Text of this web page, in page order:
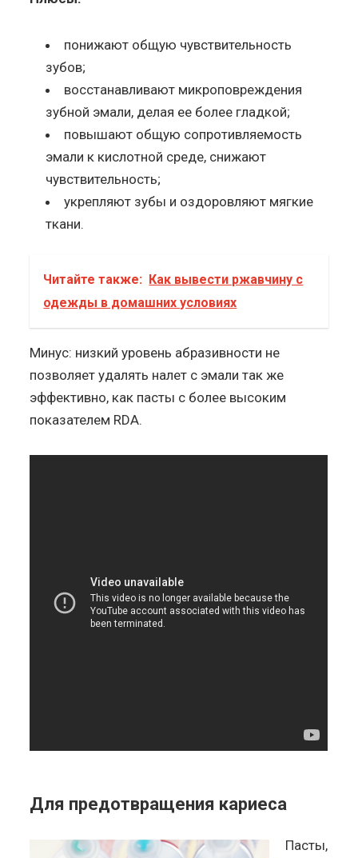
понижают общую чувствительность
зубов;
восстанавливают микроповреждения
зубной эмали, делая ее более гладкой;
повышают общую сопротивляемость
эмали к кислотной среде, снижают
чувствительность;
укрепляют зубы и оздоровляют мягкие
ткани.
Читайте также: Как вывести ржавчину с
одежды в домашних условиях
Минус: низкий уровень абразивности не
позволяет удалять налет с эмали так же
эффективно, как пасты с более высоким
показателем RDA.
Для предотвращения кариеса
Пасты,